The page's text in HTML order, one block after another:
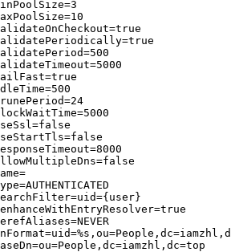
=3
=10
=true
=true
=500
=5000
=true
=500
=24
=5000
=false
=false
=8000
=false
=
=AUTHENTICATED
=uid={user}
=NEVER
=
=ou=People,dc=iamzhl,dc=top